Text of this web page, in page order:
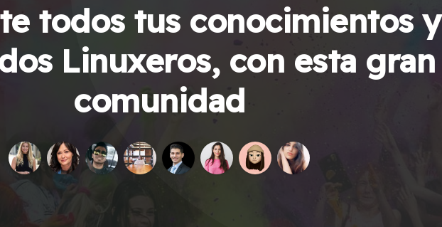
todos tus conocimientos y
Linuxeros, con esta gran
comunidad